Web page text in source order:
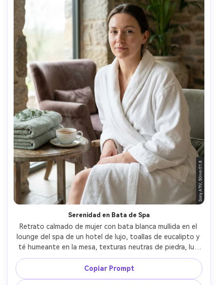
Serenidad en Bata de Spa
Retrato calmado de mujer con bata blanca mullida en el
lounge del spa de un hotel de lujo, toallas de eucalipto y
té humeante en la mesa, texturas neutras de piedra, luz
suave de ventana, maquillaje mínimo, expresión serena,
tomada con Sony A7IV, 50mm f/1.8, retrato cerrado, poca
profundidad de campo, fotorrealista, estilo editorial de
Copiar Prompt